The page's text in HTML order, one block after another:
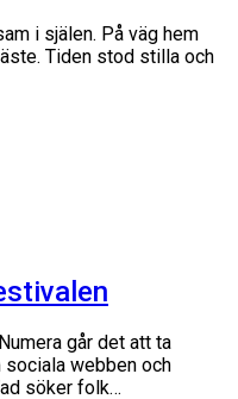
i själen. På väg hem
Tiden stod stilla och
går det att ta
webben och
söker folk…